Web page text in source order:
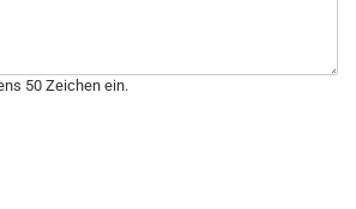
50 Zeichen ein.